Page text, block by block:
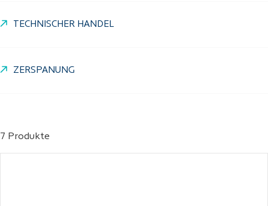
TECHNISCHER HANDEL
ZERSPANUNG
7 Produkte